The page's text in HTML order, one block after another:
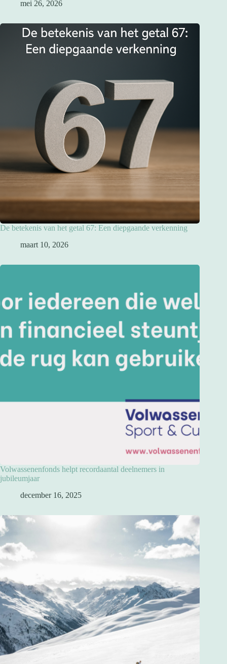
mei 26, 2026
De betekenis van het getal 67: Een diepgaande verkenning
maart 10, 2026
Volwassenenfonds helpt recordaantal deelnemers in
jubileumjaar
december 16, 2025